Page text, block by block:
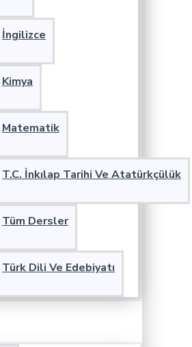
İngilizce
Kimya
Matematik
T.C. İnkılap Tarihi Ve Atatürkçülük
Tüm Dersler
Türk Dili Ve Edebiyatı